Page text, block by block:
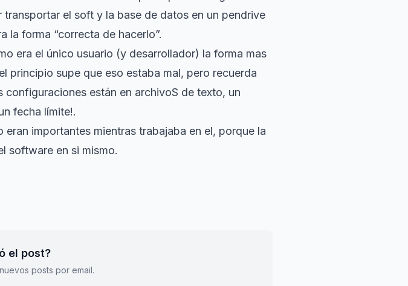
el soft y la base de datos en un pendrive
la forma “correcta de hacerlo”.
era el único usuario (y desarrollador) la forma mas
principio supe que eso estaba mal, pero recuerda
están en archivoS de texto, un
fecha límite!.
importantes mientras trabajaba en el, porque la
software en si mismo.
el post?
posts por email.